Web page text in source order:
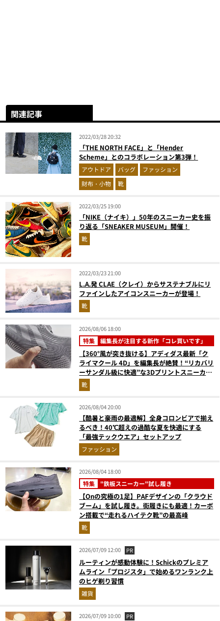
関連記事
2022/03/28 20:32
「THE NORTH FACE」と「Hender
Scheme」とのコラボレーション第3弾！
アウトドア バッグ
ファッション
財布・小物
靴
2022/03/25 19:00
「NIKE（ナイキ）」50年のスニーカー史を振
り返る「SNEAKER MUSEUM」開催！
靴
2022/03/23 21:00
L.A.発 CLAE（クレイ）からサステナブルにリ
ファインしたアイコンスニーカーが登場！
靴
2026/08/06 18:00
特集 編集長が注目する新作「コレ買いです」
【360°風が突き抜ける】アディダス最新「ク
ライマクール 4D」を編集長が絶賛！“リカバリ
ーサンダル級に快適”な3Dプリントスニーカー
『コレ買いです』Vol.173
靴
2026/08/04 20:00
【酷暑と豪雨の最適解】全身コロンビアで揃え
るべき！40℃超えの過酷な夏を快適にする
「最強テックウエア」セットアップ
ファッション
2026/08/04 18:00
特集 "鉄板スニーカー"試し履き
【Onの究極の1足】PAFデザインの「クラウド
ブーム」を試し履き。街履きにも最適！カーボ
ン搭載で“走れるハイテク靴”の最高峰
靴
2026/07/09 12:00 PR
ルーティンが感動体験に！Schickのプレミア
ムライン「プロジスタ」で始めるワンランク上
のヒゲ剃り習慣
雑貨
2026/07/09 10:00 PR